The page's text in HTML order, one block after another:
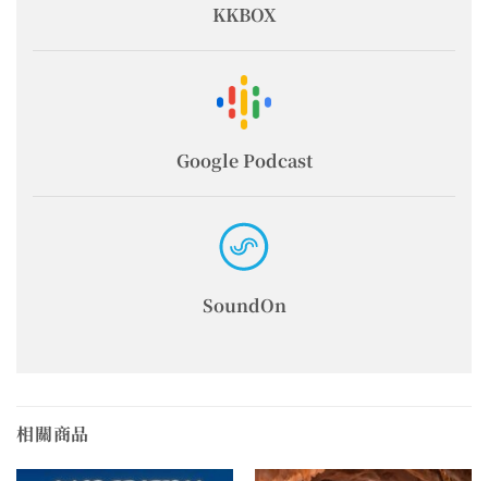
KKBOX
Google Podcast
SoundOn
相關商品